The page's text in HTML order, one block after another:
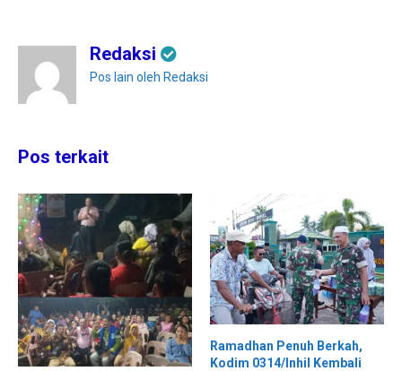
Redaksi
Pos lain oleh Redaksi
Pos terkait
Ramadhan Penuh Berkah,
Kodim 0314/Inhil Kembali